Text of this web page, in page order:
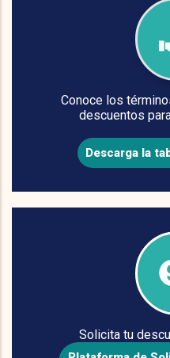
Conoce los
descuentos
Descarga la
Solicita tu